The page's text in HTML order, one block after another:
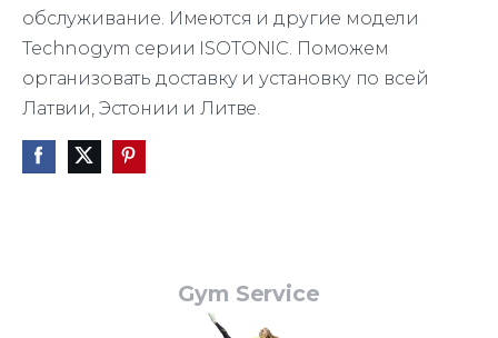
обслуживание. Имеются и другие модели
Technogym серии ISOTONIC. Поможем
организовать доставку и установку по всей
Латвии, Эстонии и Литве.
Gym Service